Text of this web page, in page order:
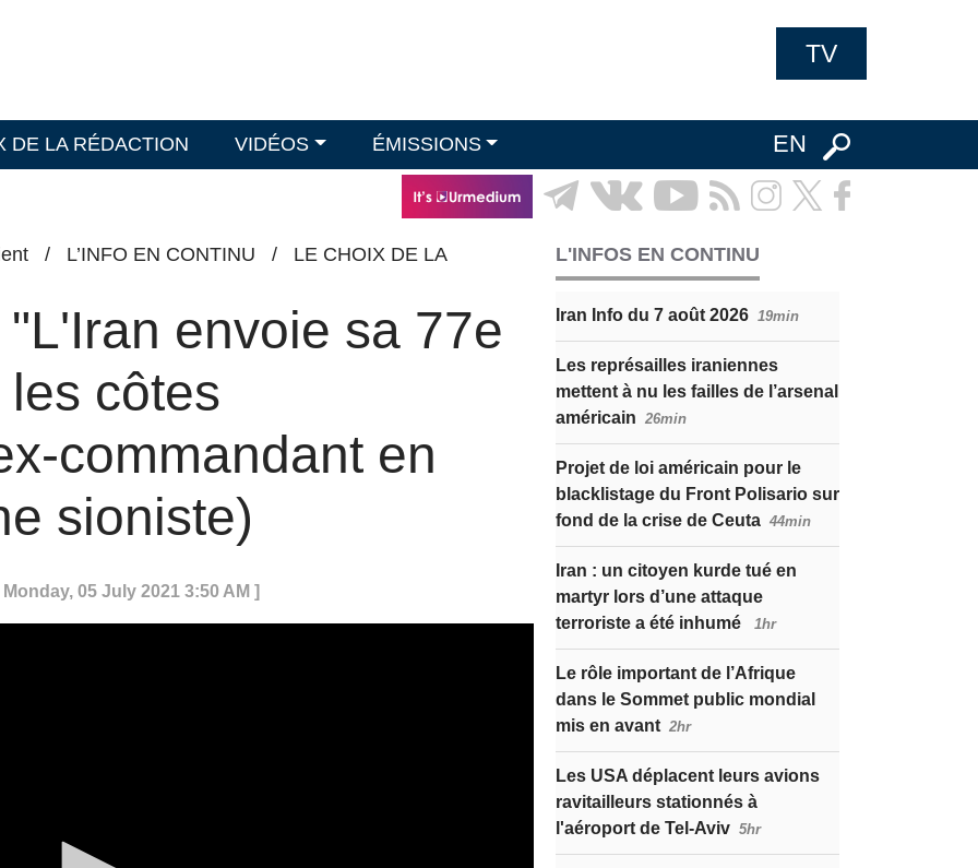
TV
DE LA RÉDACTION VIDÉOS ÉMISSIONS EN
/ L’INFO EN CONTINU /
LE CHOIX DE LA
envoie sa 77e
côtes
commandant en
sioniste)
05 July 2021 3:50 AM ]
L'INFOS EN CONTINU
Iran Info du 7 août 2026 19min
Les représailles iraniennes
mettent à nu les failles de l’arsenal
américain 26min
Projet de loi américain pour le
blacklistage du Front Polisario sur
fond de la crise de Ceuta 44min
Iran : un citoyen kurde tué en
martyr lors d’une attaque
terroriste a été inhumé
1hr
Le rôle important de l’Afrique
dans le Sommet public mondial
mis en avant 2hr
Les USA déplacent leurs avions
ravitailleurs stationnés à
l'aéroport de Tel-Aviv 5hr